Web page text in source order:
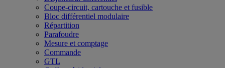
Coupe-circuit, cartouche et fusible
Bloc différentiel modulaire
Répartition
Parafoudre
Mesure et comptage
Commande
GTL